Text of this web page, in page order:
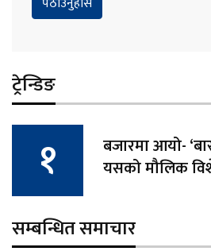
ट्रेन्डिङ
बजारमा आयो-
यसको मौलिक
सम्बन्धित समाचार